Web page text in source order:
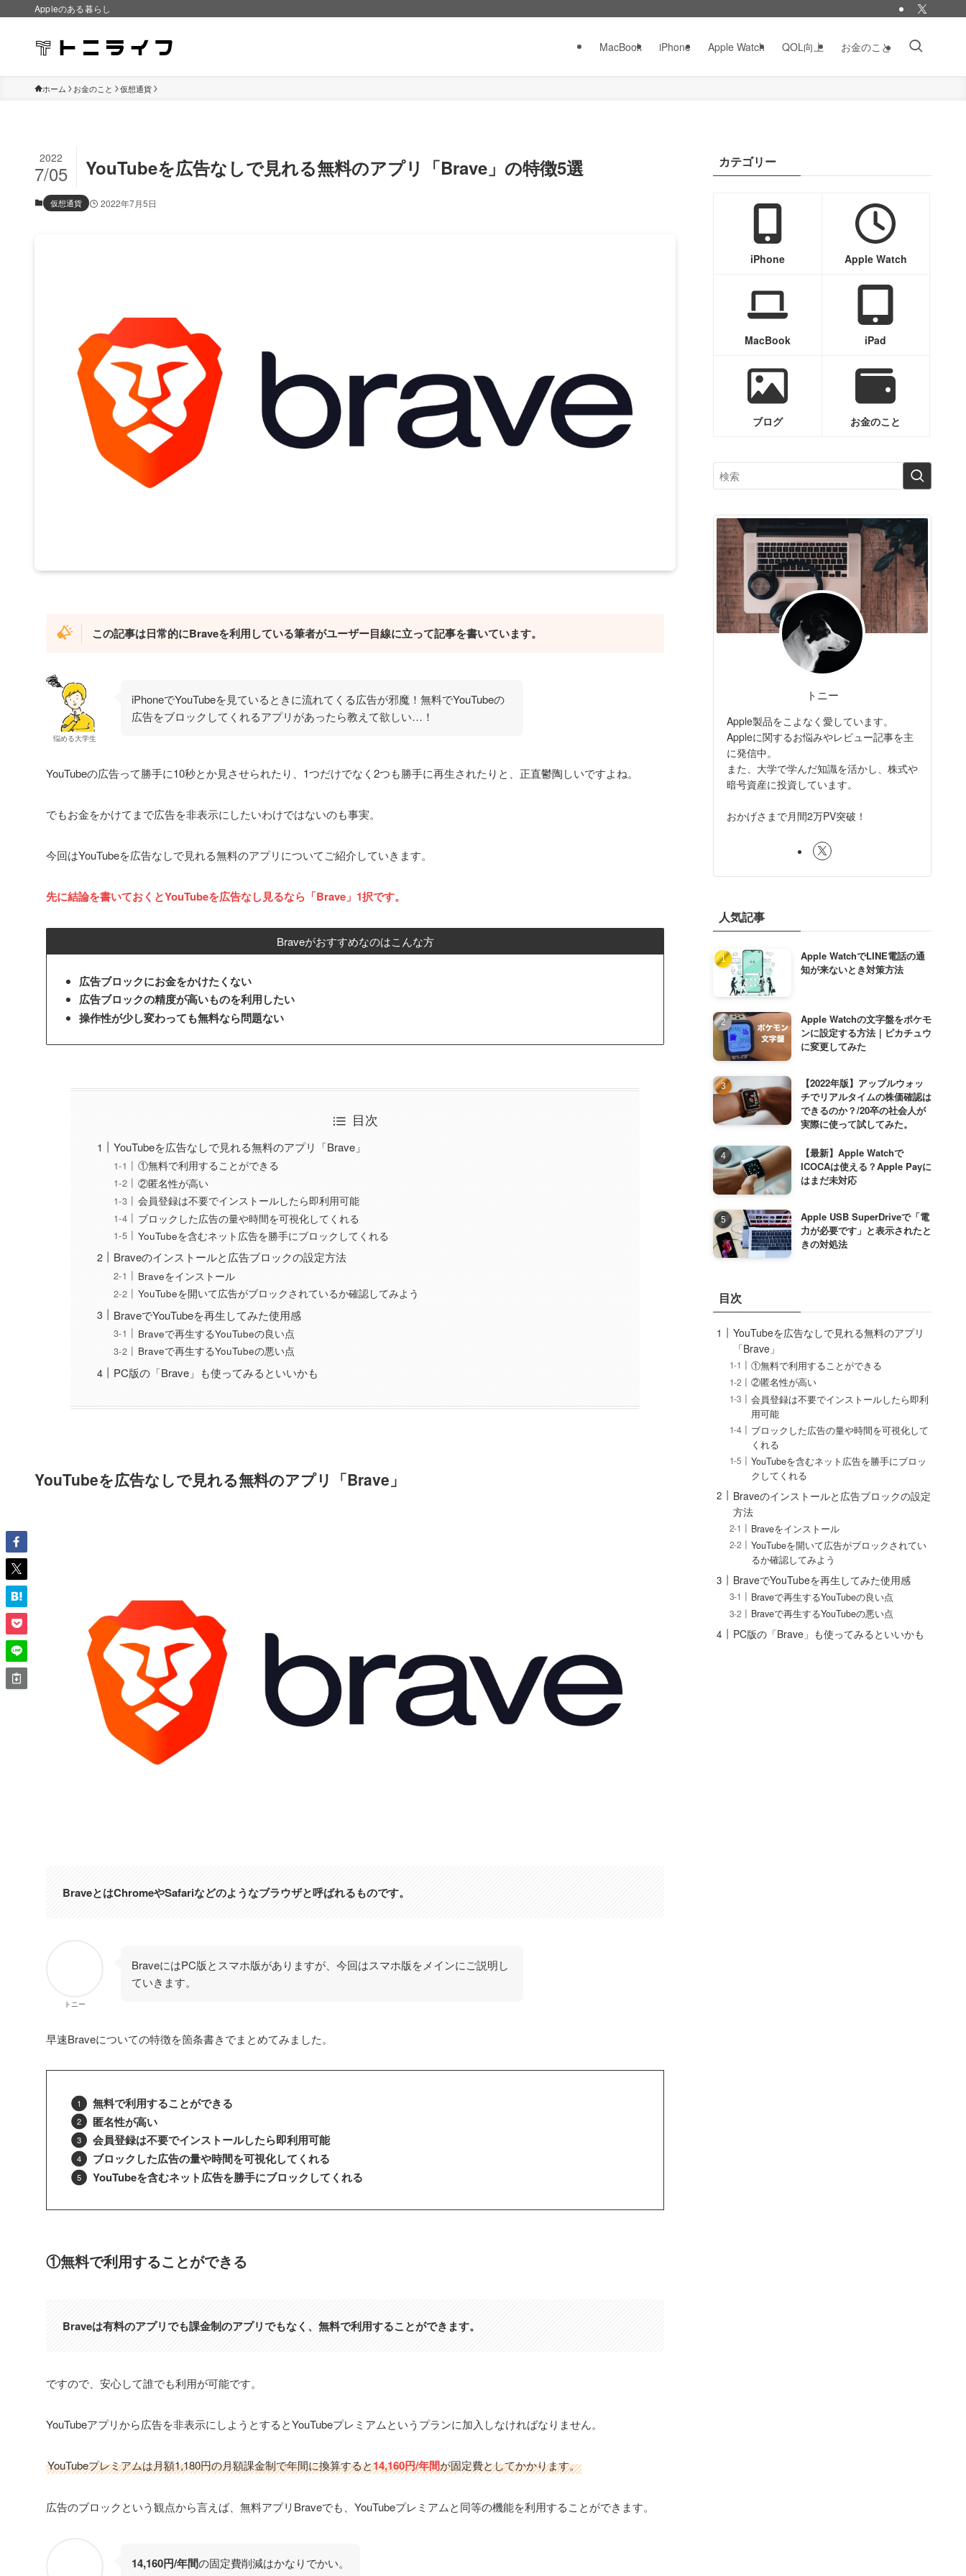
Appleのある暮らし
MacBook iPhone Apple Watch QOL向上 お金のこと
ホーム お金のこと 仮想通貨
YouTubeを広告なしで見れる無料のアプリ「Brave」の特徴5選
2022
7/05
仮想通貨 2022年7月5日
この記事は日常的にBraveを利用している筆者がユーザー目線に立って記事を書いています。
悩める大学生
iPhoneでYouTubeを見ているときに流れてくる広告が邪魔！無料でYouTubeの
広告をブロックしてくれるアプリがあったら教えて欲しい…！
YouTubeの広告って勝手に10秒とか見させられたり、1つだけでなく2つも勝手に再生されたりと、正直鬱陶しいですよね。
でもお金をかけてまで広告を非表示にしたいわけではないのも事実。
今回はYouTubeを広告なしで見れる無料のアプリについてご紹介していきます。
先に結論を書いておくとYouTubeを広告なし見るなら「Brave」1択です。
Braveがおすすめなのはこんな方
広告ブロックにお金をかけたくない
広告ブロックの精度が高いものを利用したい
操作性が少し変わっても無料なら問題ない
目次
YouTubeを広告なしで見れる無料のアプリ「Brave」
①無料で利用することができる
②匿名性が高い
会員登録は不要でインストールしたら即利用可能
ブロックした広告の量や時間を可視化してくれる
YouTubeを含むネット広告を勝手にブロックしてくれる
Braveのインストールと広告ブロックの設定方法
Braveをインストール
YouTubeを開いて広告がブロックされているか確認してみよう
BraveでYouTubeを再生してみた使用感
Braveで再生するYouTubeの良い点
Braveで再生するYouTubeの悪い点
PC版の「Brave」も使ってみるといいかも
YouTubeを広告なしで見れる無料のアプリ「Brave」
BraveとはChromeやSafariなどのようなブラウザと呼ばれるものです。
トニー
BraveにはPC版とスマホ版がありますが、今回はスマホ版をメインにご説明し
ていきます。
早速Braveについての特徴を箇条書きでまとめてみました。
無料で利用することができる
匿名性が高い
会員登録は不要でインストールしたら即利用可能
ブロックした広告の量や時間を可視化してくれる
YouTubeを含むネット広告を勝手にブロックしてくれる
①無料で利用することができる
Braveは有料のアプリでも課金制のアプリでもなく、無料で利用することができます。
ですので、安心して誰でも利用が可能です。
YouTubeアプリから広告を非表示にしようとするとYouTubeプレミアムというプランに加入しなければなりません。
YouTubeプレミアムは月額1,180円の月額課金制で年間に換算すると14,160円/年間が固定費としてかかります。
広告のブロックという観点から言えば、無料アプリBraveでも、YouTubeプレミアムと同等の機能を利用することができます。
14,160円/年間の固定費削減はかなりでかい。
カテゴリー
iPhone Apple Watch
MacBook iPad
ブログ お金のこと
トニー
Apple製品をこよなく愛しています。
Appleに関するお悩みやレビュー記事を主
に発信中。
また、大学で学んだ知識を活かし、株式や
暗号資産に投資しています。
おかげさまで月間2万PV突破！
人気記事
Apple WatchでLINE電話の通
知が来ないとき対策方法
Apple Watchの文字盤をポケモ
ンに設定する方法｜ピカチュウ
に変更してみた
【2022年版】アップルウォッ
チでリアルタイムの株価確認は
できるのか？/20卒の社会人が
実際に使って試してみた。
【最新】Apple Watchで
ICOCAは使える？Apple Payに
はまだ未対応
Apple USB SuperDriveで「電
力が必要です」と表示されたと
きの対処法
目次
YouTubeを広告なしで見れる無料のアプリ
「Brave」
①無料で利用することができる
②匿名性が高い
会員登録は不要でインストールしたら即利
用可能
ブロックした広告の量や時間を可視化して
くれる
YouTubeを含むネット広告を勝手にブロッ
クしてくれる
Braveのインストールと広告ブロックの設定
方法
Braveをインストール
YouTubeを開いて広告がブロックされてい
るか確認してみよう
BraveでYouTubeを再生してみた使用感
Braveで再生するYouTubeの良い点
Braveで再生するYouTubeの悪い点
PC版の「Brave」も使ってみるといいかも